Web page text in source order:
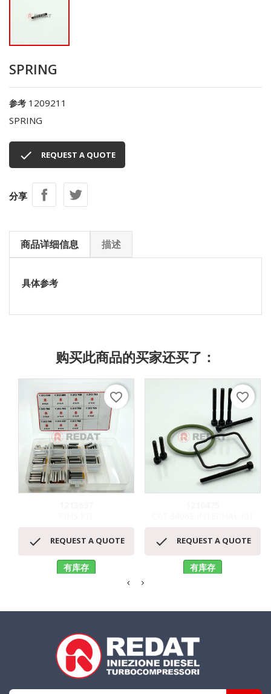
SPRING
参考 1209211
SPRING
 REQUEST A QUOTE
分享
商品详细信息 描述
具体参考
购买此商品的买家还买了：
 REQUEST A QUOTE
有库存
favorite_border
 REQUEST A QUOTE
有库存
favorite_border